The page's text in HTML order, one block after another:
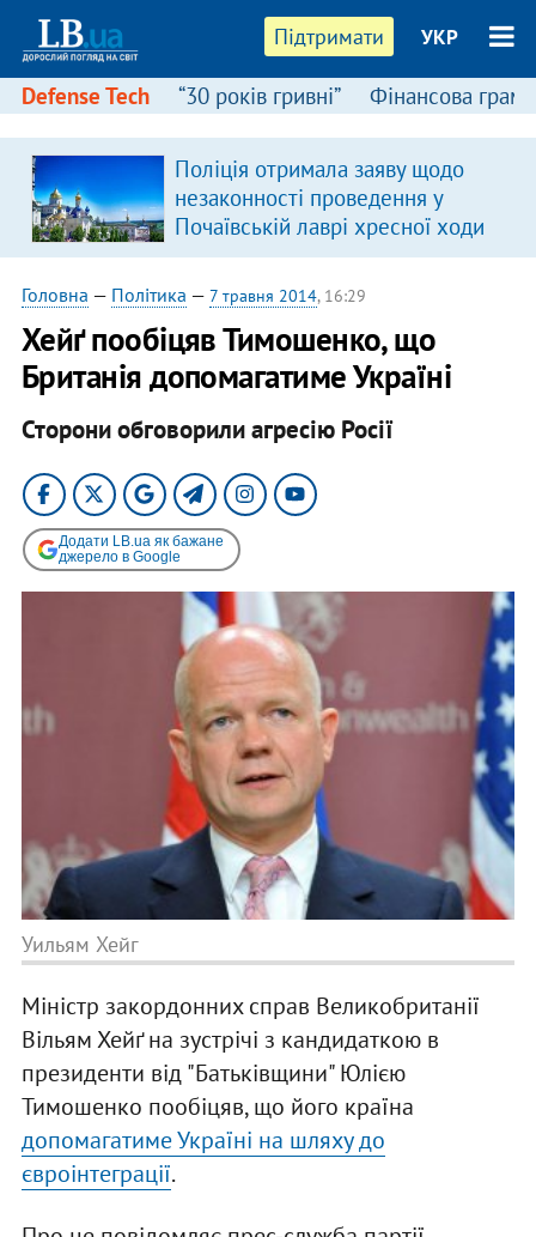
Підтримати УКР
Defense Tech “30 років гривні” Фінансова
Поліція отримала заяву щодо
незаконності проведення у
Почаївській лаврі хресної ходи
Головна — Політика — 7 травня 2014, 16:29
Хейґ пообіцяв Тимошенко, що
Британія допомагатиме Україні
Сторони обговорили агресію Росії
Додати LB.ua як бажане
джерело в Google
Уильям Хейг
Міністр закордонних справ Великобританії
Вільям Хейґ на зустрічі з кандидаткою в
президенти від "Батьківщини" Юлією
Тимошенко пообіцяв, що його країна
допомагатиме Україні на шляху до
євроінтеграції.